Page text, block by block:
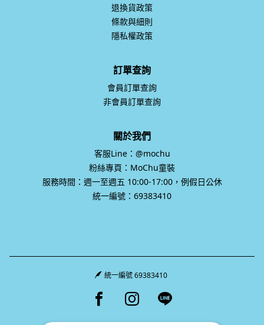
退換貨政策
條款與細則
隱私權政策
訂單查詢
會員訂單查詢
非會員訂單查詢
關於我們
客服Line：@mochu
粉絲專頁：MoChu童裝
服務時間：週一至週五 10:00-17:00，例假日公休
統一編號：69383410
統一編號 69383410
Facebook page
Instagram page
Line page